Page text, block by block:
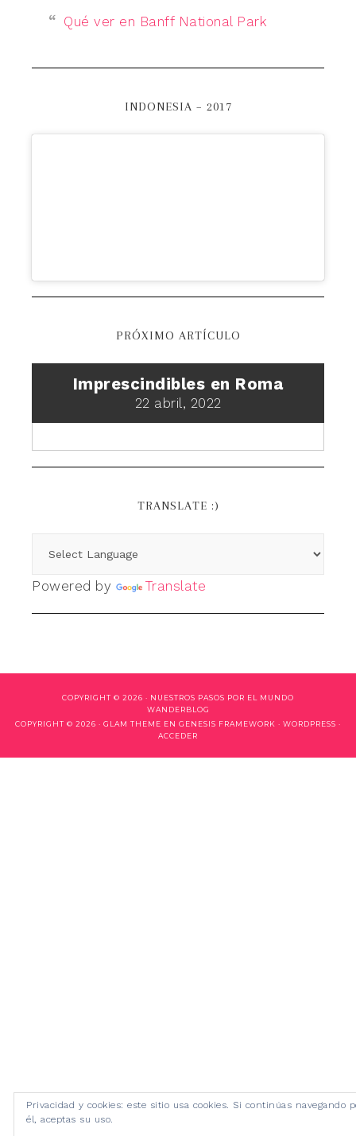
Qué ver en Banff National Park
INDONESIA – 2017
PRÓXIMO ARTÍCULO
Imprescindibles en Roma
22 abril, 2022
TRANSLATE :)
Powered by Translate
COPYRIGHT © 2026 · NUESTROS PASOS POR EL MUNDO
WANDERBLOG
COPYRIGHT © 2026 · GLAM THEME EN GENESIS FRAMEWORK · WORDPRESS ·
ACCEDER
Privacidad y cookies: este sitio usa cookies. Si continúas navegando
él, aceptas su uso.